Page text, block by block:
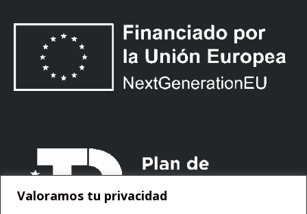
Valoramos tu privacidad